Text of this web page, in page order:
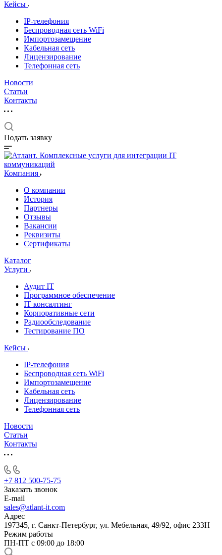
Кейсы
IP-телефония
Беспроводная сеть WiFi
Импортозамещение
Кабельная сеть
Лицензирование
Телефонная сеть
Новости
Статьи
Контакты
Подать заявку
Компания
О компании
История
Партнеры
Отзывы
Вакансии
Реквизиты
Сертификаты
Каталог
Услуги
Аудит IT
Программное обеспечение
IT консалтинг
Корпоративные сети
Радиообследование
Тестирование ПО
Кейсы
IP-телефония
Беспроводная сеть WiFi
Импортозамещение
Кабельная сеть
Лицензирование
Телефонная сеть
Новости
Статьи
Контакты
+7 812 500-75-75
Заказать звонок
E-mail
sales@atlant-it.com
Адрес
197345, г. Санкт-Петербург, ул. Мебельная, 49/92, офис 233Н
Режим работы
ПН-ПТ с 09:00 до 18:00